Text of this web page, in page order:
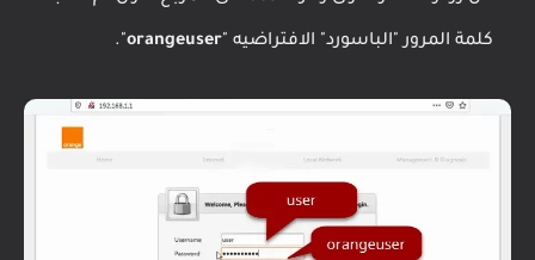
كلمة المرور "الباسورد" الافتراضيه "orangeuser
".